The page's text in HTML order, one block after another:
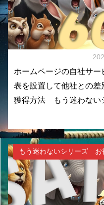
ホームページの自社サ
表を設置して他社との
獲得方法 もう迷わない
もう迷わないシリーズ お